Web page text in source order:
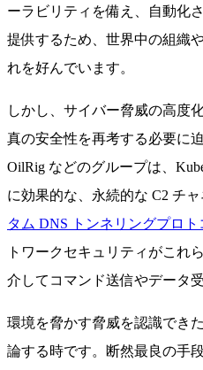
ーラビリティを備え、自動化
提供するため、世界中の組織
れを好んでいます。
しかし、サイバー脅威の高度
真の安全性を再考する必要に
OilRig などのグループは、
に効果的な、永続的な C2 チ
タム DNS トンネリングプロト
トワークセキュリティがこれ
介してコマンド送信やデータ
環境を脅かす脅威を認識でき
論する時です。断然最良の手